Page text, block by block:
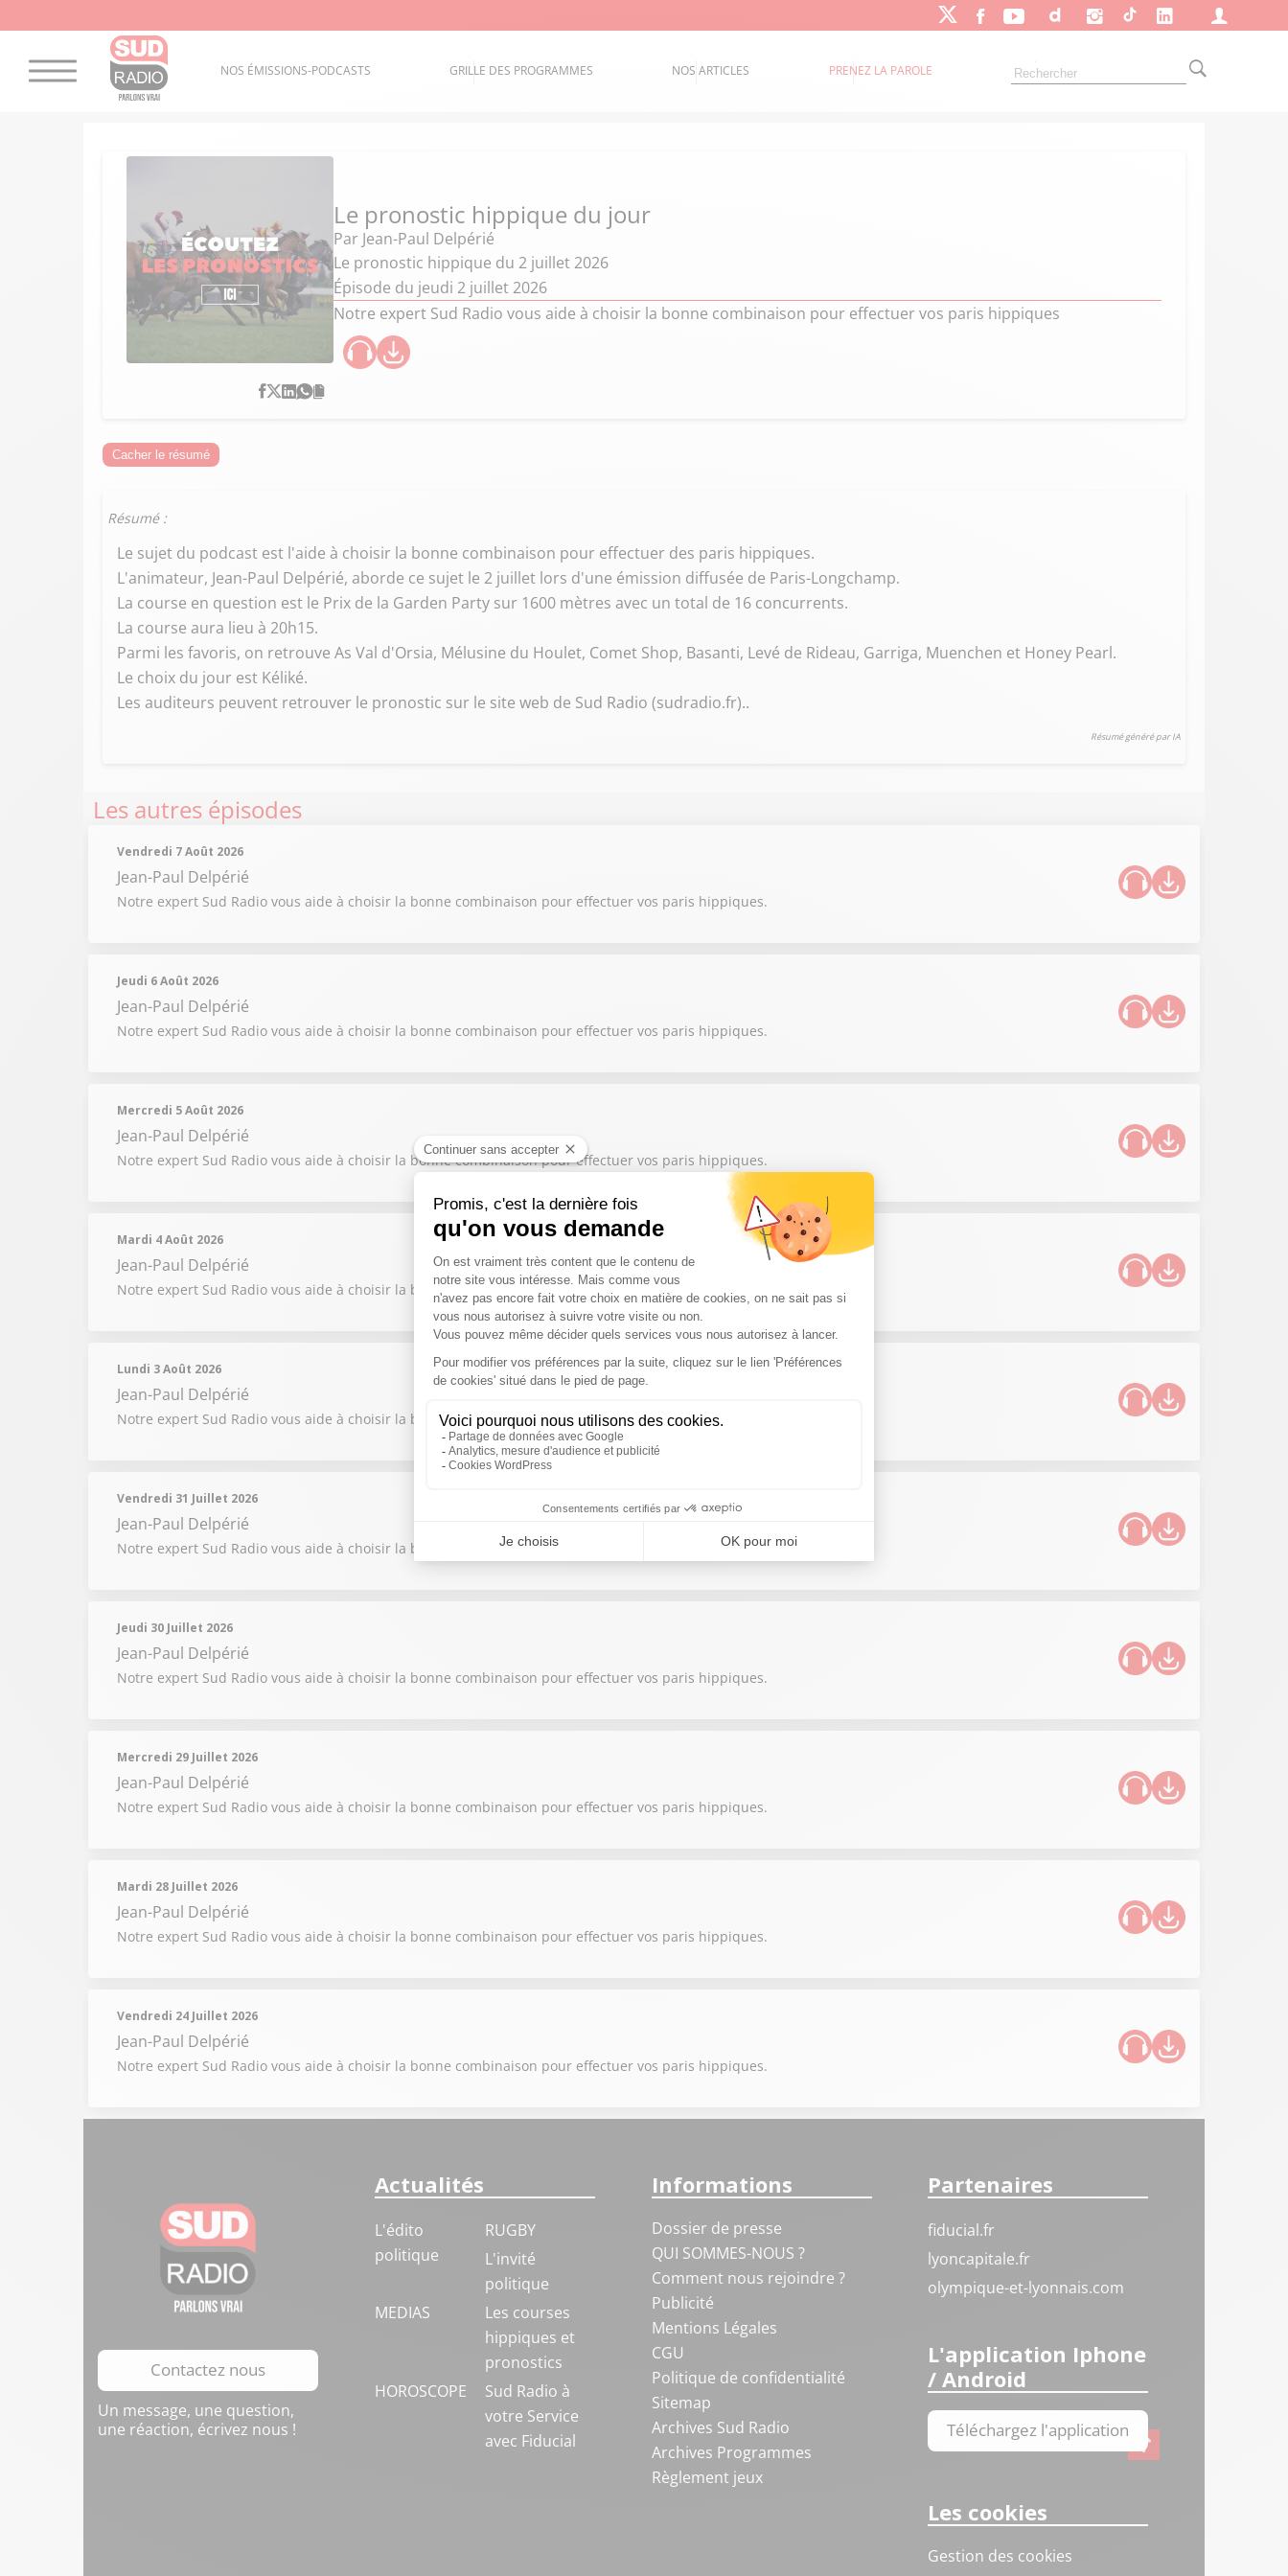
NOS ÉMISSIONS-PODCASTS GRILLE DES PROGRAMMES NOS ARTICLES PRENEZ LA PAROLE
Le pronostic hippique du jour
Par Jean-Paul Delpérié
Le pronostic hippique du 2 juillet 2026
Épisode du jeudi 2 juillet 2026
Notre expert Sud Radio vous aide à choisir la bonne combinaison pour effectuer vos paris hippiques
Cacher le résumé
Résumé :
Le sujet du podcast est l'aide à choisir la bonne combinaison pour effectuer des paris hippiques.
L'animateur, Jean-Paul Delpérié, aborde ce sujet le 2 juillet lors d'une émission diffusée de Paris-Longchamp.
La course en question est le Prix de la Garden Party sur 1600 mètres avec un total de 16 concurrents.
La course aura lieu à 20h15.
Parmi les favoris, on retrouve As Val d'Orsia, Mélusine du Houlet, Comet Shop, Basanti, Levé de Rideau, Garriga, Muenchen et Honey Pearl.
Le choix du jour est Kéliké.
Les auditeurs peuvent retrouver le pronostic sur le site web de Sud Radio (sudradio.fr)..
Résumé généré par IA
Les autres épisodes
Vendredi 7 Août 2026
Jean-Paul Delpérié
Notre expert Sud Radio vous aide à choisir la bonne combinaison pour effectuer vos paris hippiques.
Jeudi 6 Août 2026
Jean-Paul Delpérié
Notre expert Sud Radio vous aide à choisir la bonne combinaison pour effectuer vos paris hippiques.
Mercredi 5 Août 2026
Jean-Paul Delpérié
Notre expert Sud Radio vous aide à choisir la bonne combinaison pour effectuer vos paris hippiques.
Mardi 4 Août 2026
Jean-Paul Delpérié
Notre expert Sud Radio vous aide à choisir la bonne combinaison pour effectuer vos paris hippiques.
Lundi 3 Août 2026
Jean-Paul Delpérié
Notre expert Sud Radio vous aide à choisir la bonne combinaison pour effectuer vos paris hippiques.
Vendredi 31 Juillet 2026
Jean-Paul Delpérié
Notre expert Sud Radio vous aide à choisir la bonne combinaison pour effectuer vos paris hippiques.
Jeudi 30 Juillet 2026
Jean-Paul Delpérié
Notre expert Sud Radio vous aide à choisir la bonne combinaison pour effectuer vos paris hippiques.
Mercredi 29 Juillet 2026
Jean-Paul Delpérié
Notre expert Sud Radio vous aide à choisir la bonne combinaison pour effectuer vos paris hippiques.
Mardi 28 Juillet 2026
Jean-Paul Delpérié
Notre expert Sud Radio vous aide à choisir la bonne combinaison pour effectuer vos paris hippiques.
Vendredi 24 Juillet 2026
Jean-Paul Delpérié
Notre expert Sud Radio vous aide à choisir la bonne combinaison pour effectuer vos paris hippiques.
Contactez nous
Un message, une question,
une réaction, écrivez nous !
Actualités
L'édito
politique
RUGBY
L'invité
politique
MEDIAS
Les courses
hippiques et
pronostics
HOROSCOPE
Sud Radio à
votre Service
avec Fiducial
Informations
Dossier de presse
QUI SOMMES-NOUS ?
Comment nous rejoindre ?
Publicité
Mentions Légales
CGU
Politique de confidentialité
Sitemap
Archives Sud Radio
Archives Programmes
Règlement jeux
Partenaires
fiducial.fr
lyoncapitale.fr
olympique-et-lyonnais.com
L'application Iphone
/ Android
Téléchargez l'application
Les cookies
Gestion des cookies